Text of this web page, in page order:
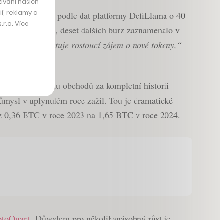
2024 vybrala podle dat platformy DefiLlama o 40
korun), deset dalších burz zaznamenalo v
který reflektuje rostoucí zájem o nové tokeny,“
objemu obchodů za kompletní historii
v uplynulém roce zažil. Tou je dramatické
BTC v roce 2023 na 1,65 BTC v roce 2024.
reklamy a
Více